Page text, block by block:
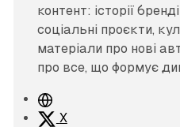
контент: історії
соціальні проєкти,
матеріали про нові
про все, що формує
В
е X